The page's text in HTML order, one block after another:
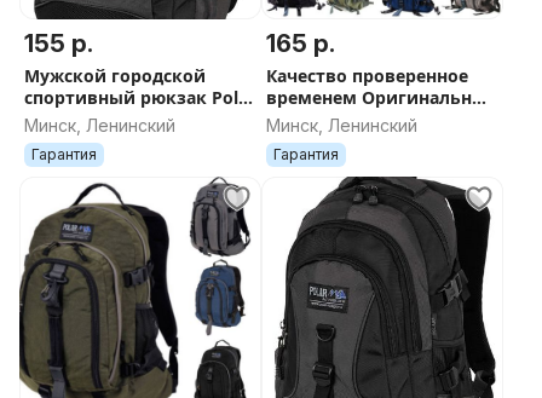
155 р.
Мужской городской
спортивный рюкзак Polar
38309
Минск, Ленинский
Гарантия
165 р.
Качество проверенное
временем Оригинальные
рюкзаки Polar 1955
НОВЫЕ
Минск, Ленинский
Гарантия